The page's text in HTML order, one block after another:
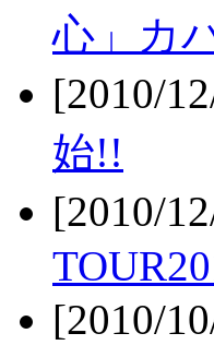
心」カ
[2010/
始!!
[2010/
[2010/